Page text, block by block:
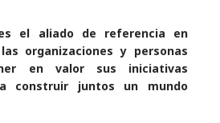
es el aliado de referencia en
organizaciones y personas
en valor sus iniciativas
construir juntos un mundo